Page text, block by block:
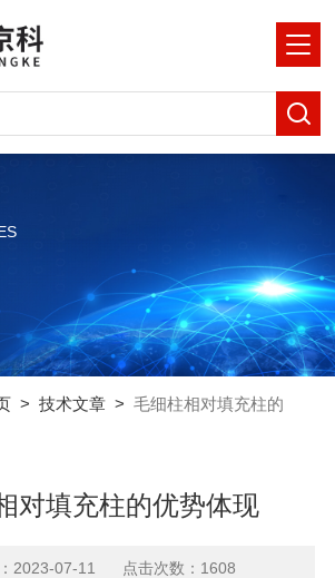
> 技术文章> 毛细柱相对填充柱的
对填充柱的优势体现
2023-07-11 点击次数：1608